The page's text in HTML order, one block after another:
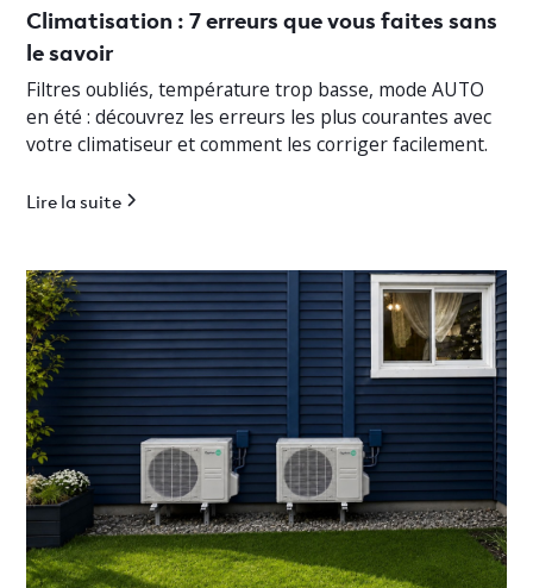
Climatisation : 7 erreurs que vous faites sans
le savoir
Filtres oubliés, température trop basse, mode AUTO
en été : découvrez les erreurs les plus courantes avec
votre climatiseur et comment les corriger facilement.
Lire la suite